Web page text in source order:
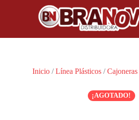
Inicio /Línea Plásticos /Cajoneras
¡AGOTADO!